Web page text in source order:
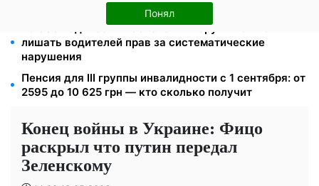
Понял
26 000 подписей — Зеленский поручил СНБО
лишать водителей прав за систематические
нарушения
Пенсия для III группы инвалидности с 1 сентября: от
2595 до 10 625 грн — кто сколько получит
Конец войны в Украине: Фицо
раскрыл что путин передал
Зеленскому